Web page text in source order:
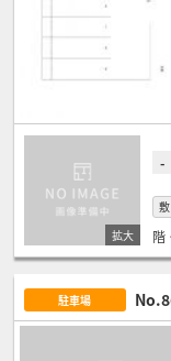
-
敷
階
駐車場